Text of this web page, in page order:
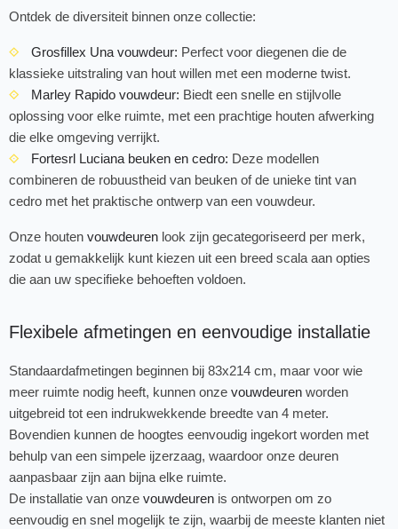
Ontdek de diversiteit binnen onze collectie:
Grosfillex Una vouwdeur: Perfect voor diegenen die de
klassieke uitstraling van hout willen met een moderne twist.
Marley Rapido vouwdeur: Biedt een snelle en stijlvolle
oplossing voor elke ruimte, met een prachtige houten afwerking
die elke omgeving verrijkt.
Fortesrl Luciana beuken en cedro: Deze modellen
combineren de robuustheid van beuken of de unieke tint van
cedro met het praktische ontwerp van een vouwdeur.
Onze houten vouwdeuren look zijn gecategoriseerd per merk,
zodat u gemakkelijk kunt kiezen uit een breed scala aan opties
die aan uw specifieke behoeften voldoen.
Flexibele afmetingen en eenvoudige installatie
Standaardafmetingen beginnen bij 83x214 cm, maar voor wie
meer ruimte nodig heeft, kunnen onze vouwdeuren worden
uitgebreid tot een indrukwekkende breedte van 4 meter.
Bovendien kunnen de hoogtes eenvoudig ingekort worden met
behulp van een simpele ijzerzaag, waardoor onze deuren
aanpasbaar zijn aan bijna elke ruimte.
De installatie van onze vouwdeuren is ontworpen om zo
eenvoudig en snel mogelijk te zijn, waarbij de meeste klanten niet